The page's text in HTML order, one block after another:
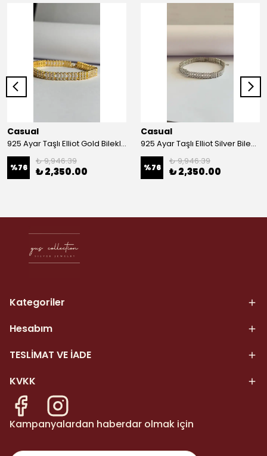
Casual
925 Ayar Taşlı Elliot Gold Bileklik
%76
₺ 9,946.39
₺ 2,350.00
Casual
925 Ayar Taşlı Elliot Silver Bileklik
%76
₺ 9,946.39
₺ 2,350.00
Kategoriler
Hesabım
TESLİMAT VE İADE
KVKK
Kampanyalardan haberdar olmak için